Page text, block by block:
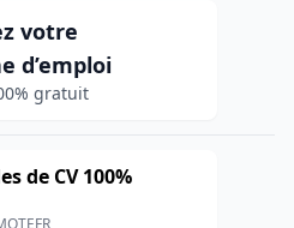
votre
d’emploi
gratuit
de CV 100%